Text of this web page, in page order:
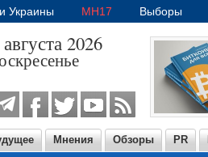
Украины MH17 Выборы
2026
Мнения Обзоры PR